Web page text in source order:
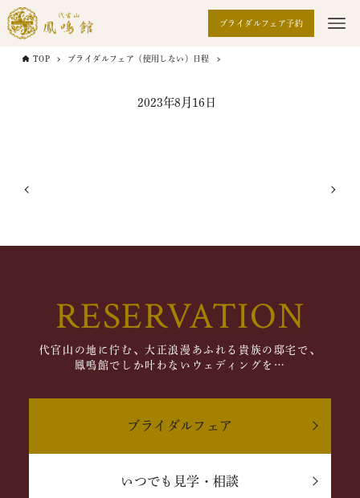
ブライダルフェア予約
TOP ブライダルフェア（使用しない）日程
2023年8月16日
RESERVATION
代官山の地に佇む、大正浪漫あふれる貴族の邸宅で、
鳳鳴館でしか叶わないウェディングを…
ブライダルフェア
いつでも見学・相談